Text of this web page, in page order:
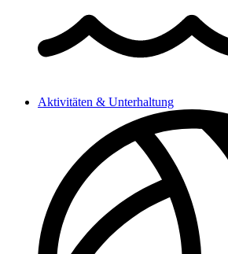
Aktivitäten & Unterhaltung